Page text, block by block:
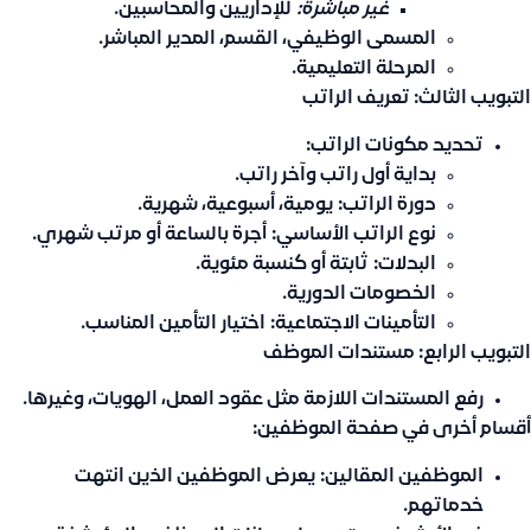
غير مباشرة: للإداريين والمحاسبين.
المسمى الوظيفي، القسم، المدير المباشر.
المرحلة التعليمية.
التبويب الثالث: تعريف الراتب
تحديد مكونات الراتب:
بداية أول راتب وآخر راتب.
دورة الراتب: يومية، أسبوعية، شهرية.
نوع الراتب الأساسي: أجرة بالساعة أو مرتب شهري.
البدلات: ثابتة أو كنسبة مئوية.
الخصومات الدورية.
التأمينات الاجتماعية: اختيار التأمين المناسب.
التبويب الرابع: مستندات الموظف
رفع المستندات اللازمة مثل عقود العمل، الهويات، وغيرها.
أقسام أخرى في صفحة الموظفين:
الموظفين المقالين: يعرض الموظفين الذين انتهت
خدماتهم.